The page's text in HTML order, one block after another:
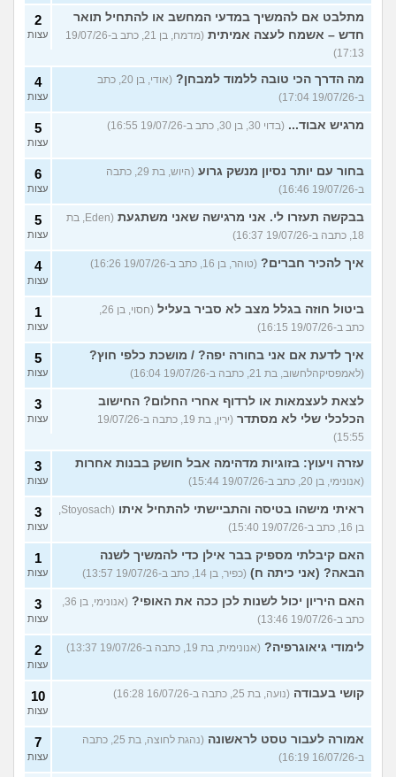
מתלבט אם להמשיך במדעי המחשב או להתחיל תואר
חדש – אשמח לעצה אמיתית
(מדמח, בן 21, כתב ב-19/07/26
17:13)
2
עצות
מה הדרך הכי טובה ללמוד למבחן?
(אודי, בן 20, כתב
ב-19/07/26 17:04)
4
עצות
מרגיש אבוד... (בדוי 30, בן 30, כתב ב-19/07/26 16:55) 5
עצות
בחור עם יותר נסיון מנשק גרוע
(היוש, בת 29, כתבה
ב-19/07/26 16:46)
6
עצות
בבקשה תעזרו לי. אני מרגישה שאני משתגעת
(Eden, בת
18, כתבה ב-19/07/26 16:37)
5
עצות
איך להכיר חברים? (טוהר, בן 16, כתב ב-19/07/26 16:26) 4
עצות
ביטול חוזה בגלל מצב לא סביר בעליל
(חסוי, בן 26,
כתב ב-19/07/26 16:15)
1
עצות
איך לדעת אם אני בחורה יפה? / מושכת כלפי חוץ?
(לאמפסיקהלחשוב, בת 21, כתבה ב-19/07/26 16:04)
5
עצות
לצאת לעצמאות או לרדוף אחרי החלום? החישוב
הכלכלי שלי לא מסתדר
(ירין, בת 19, כתבה ב-19/07/26
15:55)
3
עצות
עזרה ויעוץ: בזוגיות מדהימה אבל חושק בבנות אחרות
(אנונימי, בן 20, כתב ב-19/07/26 15:44)
3
עצות
ראיתי מישהו בטיסה והתביישתי להתחיל איתו
(Stoyosach,
בן 16, כתב ב-19/07/26 15:40)
3
עצות
האם קיבלתי מספיק בבר אילן כדי להמשיך לשנה
הבאה? (אני כיתה ח) (כפיר, בן 14, כתב ב-19/07/26 13:57)
1
עצות
האם היריון יכול לשנות לכן ככה את האופי?
(אנונימי, בן 36,
כתב ב-19/07/26 13:46)
3
עצות
לימודי גיאוגרפיה? (אנונימית, בת 19, כתבה ב-19/07/26 13:37) 2
עצות
קושי בעבודה (נועה, בת 25, כתבה ב-16/07/26 16:28) 10
עצות
אמורה לעבור טסט לראשונה
(נהגת לחוצה, בת 25, כתבה
ב-16/07/26 16:19)
7
עצות